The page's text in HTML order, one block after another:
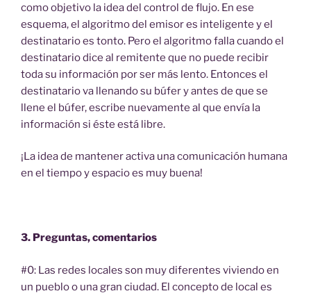
como objetivo la idea del control de flujo. En ese
esquema, el algoritmo del emisor es inteligente y el
destinatario es tonto. Pero el algoritmo falla cuando el
destinatario dice al remitente que no puede recibir
toda su información por ser más lento. Entonces el
destinatario va llenando su búfer y antes de que se
llene el búfer, escribe nuevamente al que envía la
información si éste está libre.
¡La idea de mantener activa una comunicación humana
en el tiempo y espacio es muy buena!
3. Preguntas, comentarios
#0: Las redes locales son muy diferentes viviendo en
un pueblo o una gran ciudad. El concepto de local es